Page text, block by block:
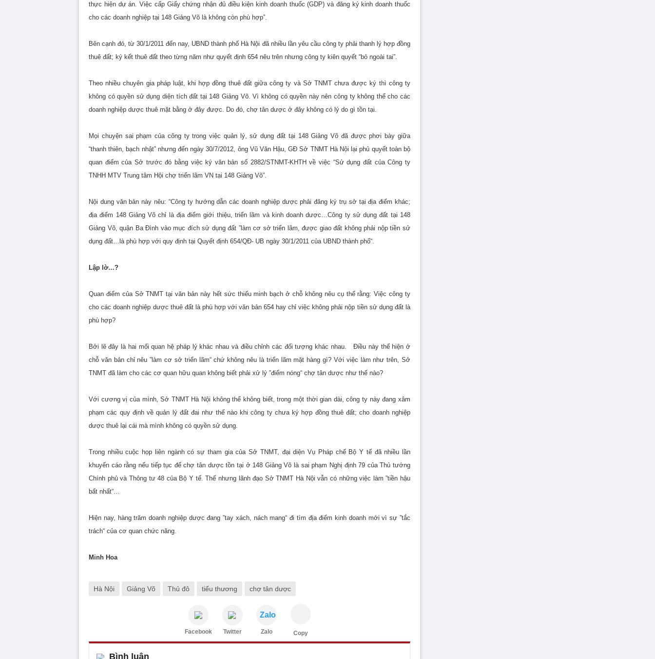
thực hiện dự án. Việc cấp Giấy chứng nhận đủ điều kiện kinh doanh thuốc (GDP) và đăng ký kinh doanh thuốc
cho các doanh nghiệp tại 148 Giảng Võ là không còn phù hợp”.
Bên cạnh đó, từ 30/1/2011 đến nay, UBND thành phố Hà Nội đã nhiều lần yêu cầu công ty phải thanh lý hợp đồng
thuê đất; ký kết thuê đất theo từng năm như quyết định 654 nêu trên nhưng công ty kiên quyết “bỏ ngoài tai”.
Theo nhiều chuyên gia pháp luật, khi hợp đồng thuê đất giữa công ty và Sở TNMT chưa được ký thì công ty
không có quyền sử dụng diện tích đất tại 148 Giảng Võ. Vì không có quyền này nên công ty không thể cho các
doanh nghiệp dược thuê mặt bằng ở đây được. Do đó, chợ tân dược ở đây không có lý do gì tồn tại.
Mọi chuyện sai phạm của công ty trong việc quản lý, sử dụng đất tại 148 Giảng Võ đã được phơi bày giữa
“thanh thiên, bạch nhật” nhưng đến ngày 30/7/2012, ông Vũ Văn Hậu, GĐ Sở TNMT Hà Nội lại phủ quyết toàn bộ
quan điểm của Sở trước đó bằng việc ký văn bản số 2882/STNMT-KHTH về việc “Sử dụng đất của Công ty
TNHH MTV Trung tâm Hội chợ triển lãm VN tại 148 Giảng Võ”.
Nội dung văn bản này nêu: “Công ty hướng dẫn các doanh nghiệp dược phải đăng ký trụ sở tại địa điểm khác;
địa điểm 148 Giảng Võ chỉ là địa điểm giới thiệu, triển lãm và kinh doanh dược…Công ty sử dụng đất tại 148
Giảng Võ, quận Ba Đình vào mục đích sử dụng đất ”làm cơ sở triển lãm, được giao đất không phải nộp tiền sử
dụng đất…là phù hợp với quy định tại Quyết định 654/QĐ- UB ngày 30/1/2011 của UBND thành phố“.
Lập lờ…?
Quan điểm của Sở TNMT tại văn bản này hết sức thiếu minh bạch ở chỗ không nêu cụ thể rằng: Việc công ty
cho các doanh nghiệp dược thuê đất là phù hợp với văn bản 654 hay chỉ việc không phải nộp tiền sử dụng đất là
phù hợp?
Bởi lẽ đây là hai mối quan hệ pháp lý khác nhau và điều chỉnh các đối tượng khác nhau. Điều này thể hiện ở
chỗ văn bản chỉ nêu ”làm cơ sở triển lãm“ chứ không nêu là triển lãm mặt hàng gì? Với việc làm như trên, Sở
TNMT đã làm cho các cơ quan hữu quan không biết phải xử lý ”điểm nóng“ chợ tân dược như thế nào?
Với cương vị của mình, Sở TNMT Hà Nội không thể không biết, trong một thời gian dài, công ty này đang xâm
phạm các quy định về quản lý đất đai như thế nào khi công ty chưa ký hợp đồng thuê đất; cho doanh nghiệp
dược thuê lại cái mà mình không có quyền sử dụng.
Trong nhiều cuộc họp liên ngành có sự tham gia của Sở TNMT, đại diện Vụ Pháp chế Bộ Y tế đã nhiều lần
khuyến cáo rằng nếu tiếp tục để chợ tân dược tồn tại ở 148 Giảng Võ là sai phạm Nghị định 79 của Thủ tướng
Chính phủ và Thông tư 48 của Bộ Y tế. Thế nhưng lãnh đạo Sở TNMT Hà Nội vẫn có những việc làm ”tiền hậu
bất nhất“…
Hiện nay, hàng trăm doanh nghiệp dược đang ”tay xách, nách mang“ đi tìm địa điểm kinh doanh mới vì sự ”tắc
trách“ của cơ quan chức năng.
Minh Hoa
Hà Nội Giảng Võ Thủ đô tiểu thương chợ tân dược
Facebook Twitter
Zalo
Zalo Copy
Bình luận